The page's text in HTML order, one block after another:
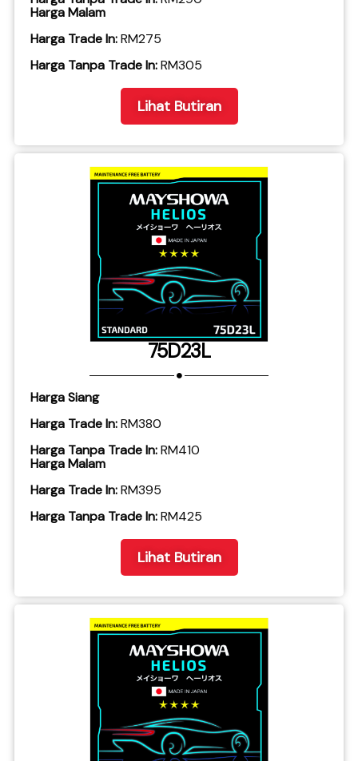
Harga Malam
Harga Trade In:RM275
​Harga Tanpa Trade In:RM305
Lihat Butiran
75D23L
Harga Siang
Harga Trade In:RM380
Harga Tanpa Trade In:RM410
Harga Malam
Harga Trade In:RM395
​Harga Tanpa Trade In:RM425
Lihat Butiran